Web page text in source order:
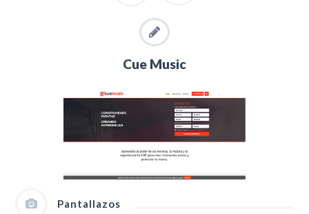
Cue Music
Pantallazos